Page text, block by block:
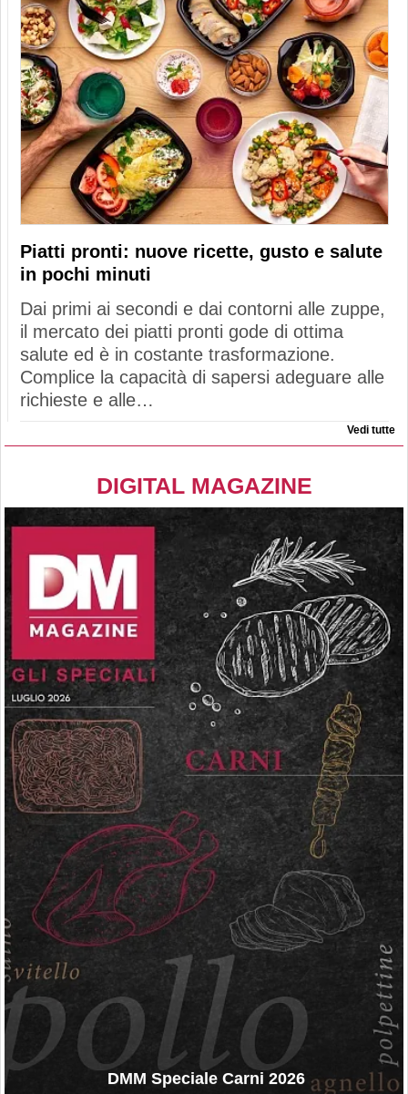
Piatti pronti: nuove ricette, gusto e salute
in pochi minuti
Dai primi ai secondi e dai contorni alle zuppe,
il mercato dei piatti pronti gode di ottima
salute ed è in costante trasformazione.
Complice la capacità di sapersi adeguare alle
richieste e alle…
Vedi tutte
DIGITAL MAGAZINE
DMM Speciale Carni 2026